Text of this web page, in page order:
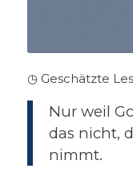
◷ Geschätzte
Nur weil
das nicht,
nimmt.